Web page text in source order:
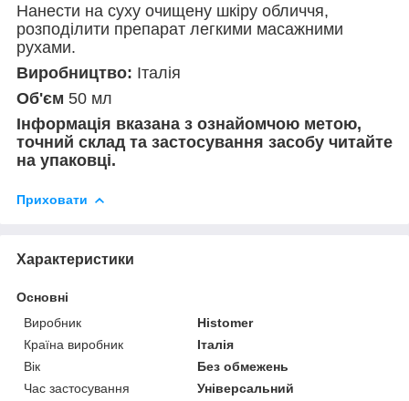
Нанести на суху очищену шкіру обличчя,
розподілити препарат легкими масажними
рухами.
Виробництво: Італія
Об'єм 50 мл
Інформація вказана з ознайомчою метою,
точний склад та застосування засобу читайте
на упаковці.
Приховати
Характеристики
Основні
Виробник
Histomer
Країна виробник
Італія
Вік
Без обмежень
Час застосування
Універсальний